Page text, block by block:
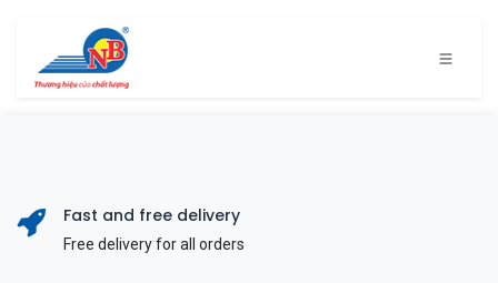
Fast and free delivery
Free delivery for all orders